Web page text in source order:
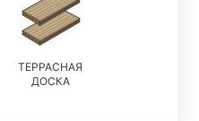
ТЕРРАСНАЯ
ДОСКА